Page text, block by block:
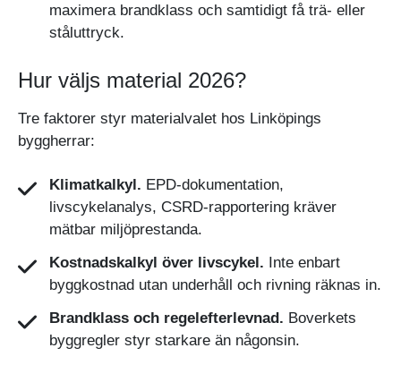
maximera brandklass och samtidigt få trä- eller
ståluttryck.
Hur väljs material 2026?
Tre faktorer styr materialvalet hos Linköpings
byggherrar:
Klimatkalkyl. EPD-dokumentation,
livscykelanalys, CSRD-rapportering kräver
mätbar miljöprestanda.
Kostnadskalkyl över livscykel. Inte enbart
byggkostnad utan underhåll och rivning räknas in.
Brandklass och regelefterlevnad. Boverkets
byggregler styr starkare än någonsin.